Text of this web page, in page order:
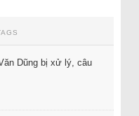
Dũng bị xử lý, câu